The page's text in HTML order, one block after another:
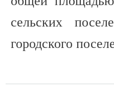
сельских
городского